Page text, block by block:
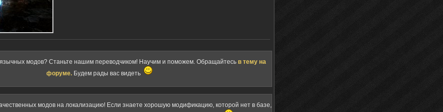
модов? Станьте нашим переводчиком! Научим и поможем. Обращайтесь в тему на
форуме. Будем рады вас видеть
модов на локализацию! Если знаете хорошую модификацию, которой нет в базе,